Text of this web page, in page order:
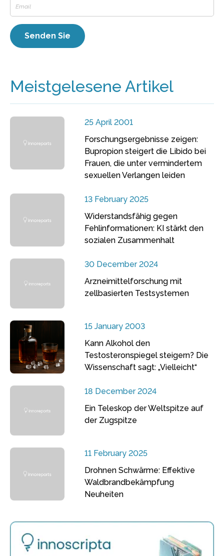
Meistgelesene Artikel
25 April 2001
Forschungsergebnisse zeigen:
Bupropion steigert die Libido bei
Frauen, die unter vermindertem
sexuellen Verlangen leiden
13 February 2025
Widerstandsfähig gegen
Fehlinformationen: KI stärkt den
sozialen Zusammenhalt
30 December 2024
Arzneimittelforschung mit
zellbasierten Testsystemen
15 January 2003
Kann Alkohol den
Testosteronspiegel steigern? Die
Wissenschaft sagt: „Vielleicht“
18 December 2024
Ein Teleskop der Weltspitze auf
der Zugspitze
11 February 2025
Drohnen Schwärme: Effektive
Waldbrandbekämpfung
Neuheiten